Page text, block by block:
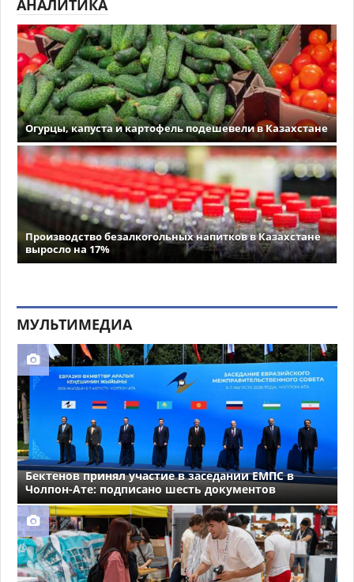
АНАЛИТИКА
Огурцы, капуста и картофель подешевели в Казахстане
Производство безалкогольных напитков в Казахстане
выросло на 17%
МУЛЬТИМЕДИА
Бектенов принял участие в заседании ЕМПС в
Чолпон-Ате: подписано шесть документов